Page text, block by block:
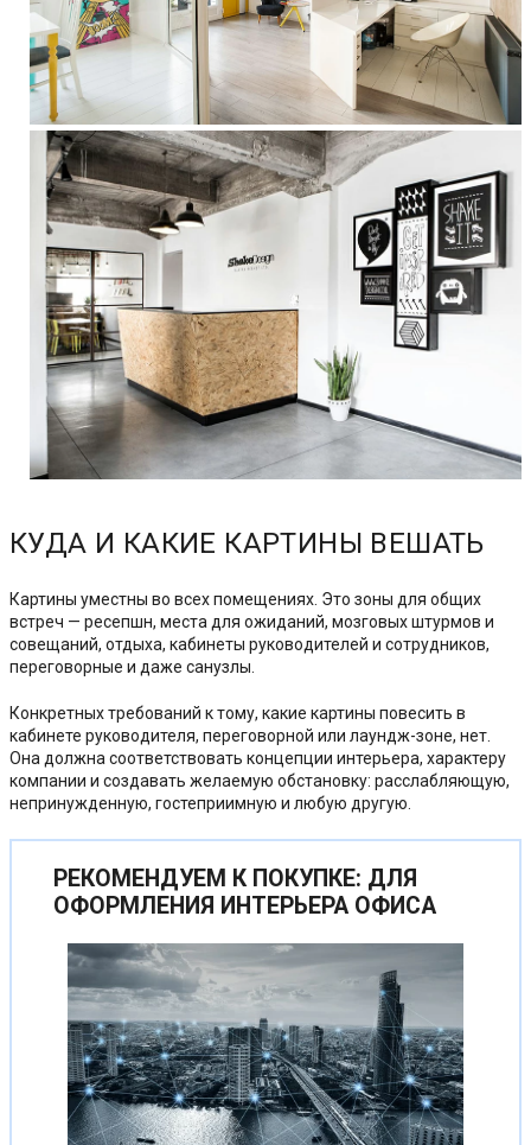
КУДА И КАКИЕ КАРТИНЫ ВЕШАТЬ
Картины уместны во всех помещениях. Это зоны для общих
встреч — ресепшн, места для ожиданий, мозговых штурмов и
совещаний, отдыха, кабинеты руководителей и сотрудников,
переговорные и даже санузлы.
Конкретных требований к тому, какие картины повесить в
кабинете руководителя, переговорной или лаундж-зоне, нет.
Она должна соответствовать концепции интерьера, характеру
компании и создавать желаемую обстановку: расслабляющую,
непринужденную, гостеприимную и любую другую.
РЕКОМЕНДУЕМ К ПОКУПКЕ: ДЛЯ
ОФОРМЛЕНИЯ ИНТЕРЬЕРА ОФИСА